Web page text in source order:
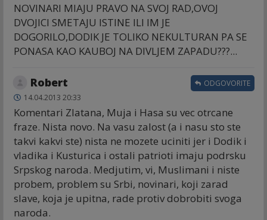
NOVINARI MIAJU PRAVO NA SVOJ RAD,OVOJ
DVOJICI SMETAJU ISTINE ILI IM JE
DOGORILO,DODIK JE TOLIKO NEKULTURAN PA SE
PONASA KAO KAUBOJ NA DIVLJEM ZAPADU???...
Robert
14.04.2013 20:33
Komentari Zlatana, Muja i Hasa su vec otrcane
fraze. Nista novo. Na vasu zalost (a i nasu sto ste
takvi kakvi ste) nista ne mozete uciniti jer i Dodik i
vladika i Kusturica i ostali patrioti imaju podrsku
Srpskog naroda. Medjutim, vi, Muslimani i niste
probem, problem su Srbi, novinari, koji zarad
slave, koja je upitna, rade protiv dobrobiti svoga
naroda.
ODGOVORITE